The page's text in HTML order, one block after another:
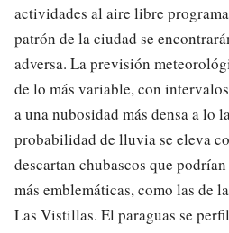
actividades al aire libre
patrón de la ciudad se
adversa. La previsión
de lo más variable, con
a una nubosidad más densa a lo
probabilidad de lluvia se eleva
descartan chubascos que
más emblemáticas, como las de
Las Vistillas. El paraguas se